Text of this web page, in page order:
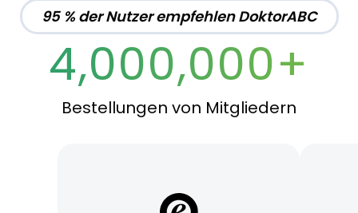
95 % der Nutzer empfehlen DoktorABC
4,000,000+
Bestellungen von Mitgliedern